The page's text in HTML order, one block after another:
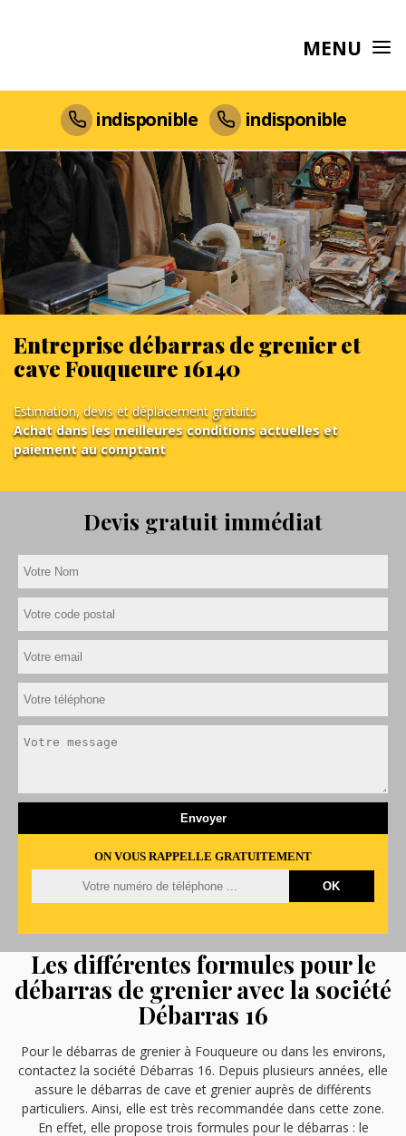
MENU
indisponible indisponible
Entreprise débarras de grenier et
cave Fouqueure 16140
Estimation, devis et déplacement gratuits
Achat dans les meilleures conditions actuelles et
paiement au comptant
Devis gratuit immédiat
ON VOUS RAPPELLE GRATUITEMENT
Les différentes formules pour le
débarras de grenier avec la société
Débarras 16
Pour le débarras de grenier à Fouqueure ou dans les environs,
contactez la société Débarras 16. Depuis plusieurs années, elle
assure le débarras de cave et grenier auprès de différents
particuliers. Ainsi, elle est très recommandée dans cette zone.
En effet, elle propose trois formules pour le débarras : le